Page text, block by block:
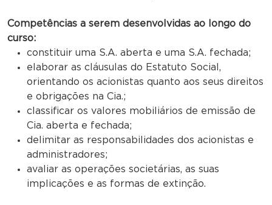
Competências a serem desenvolvidas ao longo do
curso:
constituir uma S.A. aberta e uma S.A. fechada;
elaborar as cláusulas do Estatuto Social,
orientando os acionistas quanto aos seus direitos
e obrigações na Cia.;
classificar os valores mobiliários de emissão de
Cia. aberta e fechada;
delimitar as responsabilidades dos acionistas e
administradores;
avaliar as operações societárias, as suas
implicações e as formas de extinção.